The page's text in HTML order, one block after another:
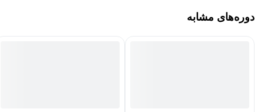
هستم تا بار دیگر از دانش و تجربه
دوره‌های مشابه